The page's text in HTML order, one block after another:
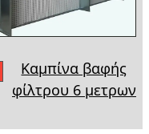
Καμπίνα βαφής
φίλτρου 6 μετρων